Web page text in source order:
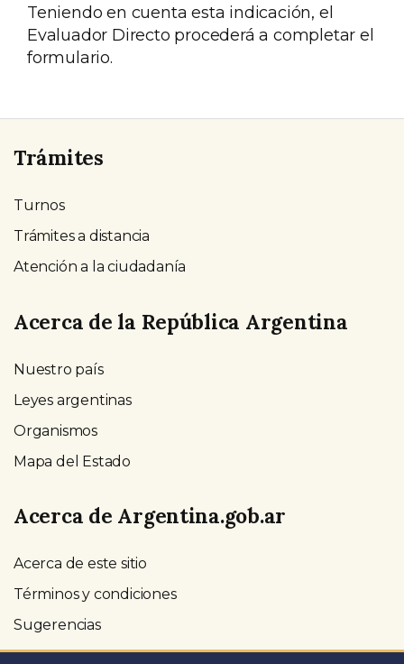
Teniendo en cuenta esta indicación, el
Evaluador Directo procederá a completar el
formulario.
Trámites
Turnos
Trámites a distancia
Atención a la ciudadanía
Acerca de la República Argentina
Nuestro país
Leyes argentinas
Organismos
Mapa del Estado
Acerca de Argentina.gob.ar
Acerca de este sitio
Términos y condiciones
Sugerencias